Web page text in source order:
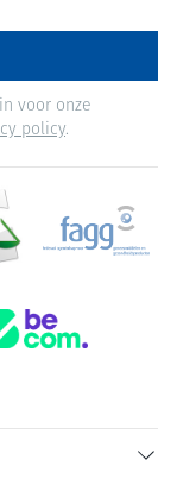
voor onze
policy.